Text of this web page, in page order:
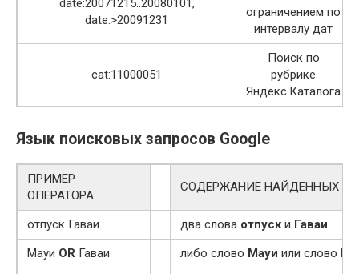
date:20071215..20080101,
date:>20091231
ограничением по
интервалу дат
cat:11000051
Поиск по
рубрике
Яндекс.Каталога
Язык поисковых запросов Google
ПРИМЕР
ОПЕРАТОРА
СОДЕРЖАНИЕ НАЙДЕННЫХ
отпуск Гаваи два слова отпуски Гаваи.
Мауи OR Гаваи либо слово Мауи или слово